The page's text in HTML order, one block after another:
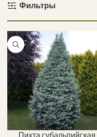
Фильтры